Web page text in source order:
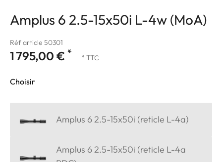
Amplus 6 2.5-15x50i L-4w (MoA)
Réf article 50301
1 795,00 € * * TTC
Choisir
Amplus 6 2.5-15x50i (reticle L-4a)
Amplus 6 2.5-15x50i (reticle L-4a